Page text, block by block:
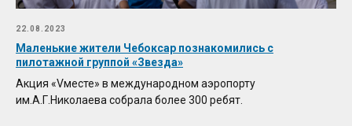
22.08.2023
Маленькие жители Чебоксар познакомились с
пилотажной группой «Звезда»
Акция «Vместе» в международном аэропорту
им.А.Г.Николаева собрала более 300 ребят.